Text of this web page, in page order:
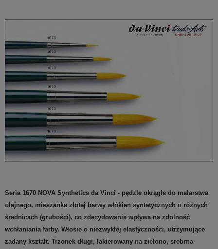
Seria 1670 NOVA Synthetics da Vinci - pędzle okrągłe do malarstwa
olejnego, mieszanka złotej barwy włókien syntetycznych o różnych
średnicach (grubości), co zdecydowanie wpływa na zdolność
wchłaniania farby. Włosie o niezwykłej elastyczności, utrzymujące
zadany kształt. Trzonek długi, lakierowany na zielono, srebrna